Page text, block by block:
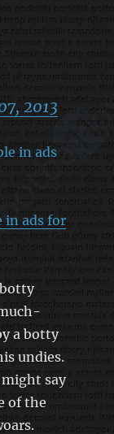
2013
in ads for
a botty
undies.
say
of the